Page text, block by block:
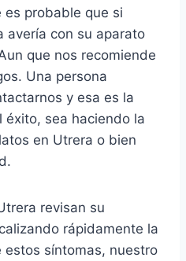
probable que si
avería con su aparato
que nos recomiende
Una persona
y esa es la
éxito, sea haciendo la
en Utrera o bien
revisan su
rápidamente la
estos síntomas, nuestro